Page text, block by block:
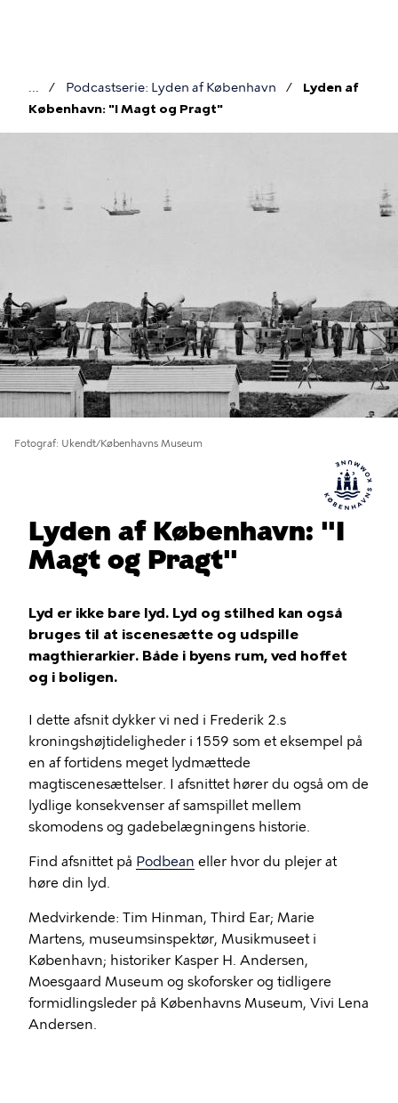
Brødkrumme
Podcastserie: Lyden af København
Lyden af
København: "I Magt og Pragt"
Fotograf Ukendt/Københavns Museum
Lyden af København: "I
Magt og Pragt"
Lyd er ikke bare lyd. Lyd og stilhed kan også
bruges til at iscenesætte og udspille
magthierarkier. Både i byens rum, ved hoffet
og i boligen.
I dette afsnit dykker vi ned i Frederik 2.s
kroningshøjtideligheder i 1559 som et eksempel på
en af fortidens meget lydmættede
magtiscenesættelser. I afsnittet hører du også om de
lydlige konsekvenser af samspillet mellem
skomodens og gadebelægningens historie.
Find afsnittet på Podbean eller hvor du plejer at
høre din lyd.
Medvirkende: Tim Hinman, Third Ear; Marie
Martens, museumsinspektør, Musikmuseet i
København; historiker Kasper H. Andersen,
Moesgaard Museum og skoforsker og tidligere
formidlingsleder på Københavns Museum, Vivi Lena
Andersen.